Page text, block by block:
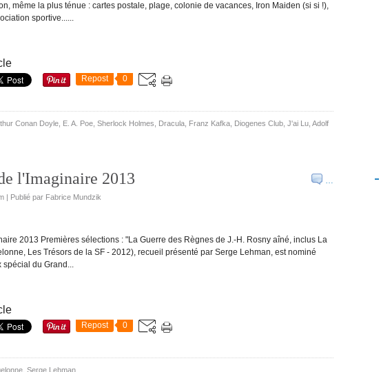
même la plus ténue : cartes postale, plage, colonie de vacances, Iron Maiden (si si !),
sportive......
Repost 0
Conan Doyle E. A. Poe Sherlock Holmes Dracula Franz Kafka Diogenes Club J'ai Lu Adolf
…
l'Imaginaire 2013
| Publié par Fabrice Mundzik
2013 Premières sélections : "La Guerre des Règnes de J.-H. Rosny aîné, inclus La
Les Trésors de la SF - 2012), recueil présenté par Serge Lehman, est nominé
spécial du Grand...
Repost 0
Serge Lehman